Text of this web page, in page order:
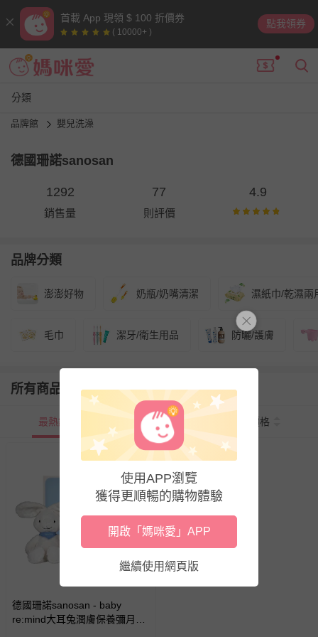
首載 App 現領 $ 100 折價券
( 10000+ )
點我領券
分類
品牌館 嬰兒洗澡
德國珊諾sanosan
1292
銷售量
77
則評價
4.9
品牌分類
澎澎好物 奶瓶/奶嘴清潔 濕紙巾/乾濕兩
毛巾 潔牙/衛生用品 防曬/護膚
所有商品
最熱銷 新上市 價格
德國珊諾sanosan - baby
re:mind大耳兔潤膚保養彌月禮
使用APP瀏覽
獲得更順暢的購物體驗
開啟「媽咪愛」APP
繼續使用網頁版